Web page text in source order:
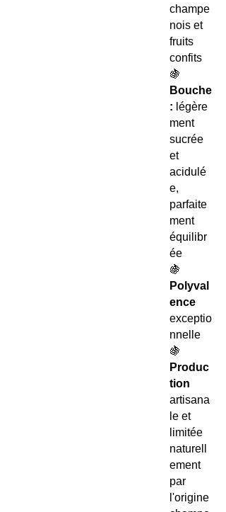
champe
nois et
fruits
confits
🍇
Bouche
: légère
ment
sucrée
et
acidulé
e,
parfaite
ment
équilibr
ée
🍇
Polyval
ence
exceptio
nnelle
🍇
Produc
tion
artisana
le et
limitée
naturell
ement
par
l'origine